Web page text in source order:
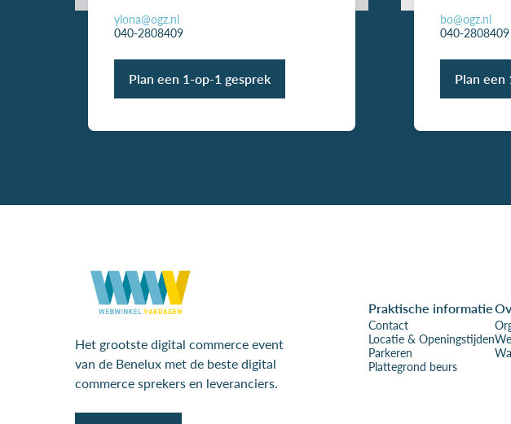
ylona@ogz.nl
040-2808409
Plan een 1-op-1 gesprek
bo@ogz.nl
040-2808409
Plan een
Het grootste digital commerce event
van de Benelux met de beste digital
commerce sprekers en leveranciers.
Praktische informatie
Contact
Locatie & Openingstijden
Parkeren
Plattegrond beurs